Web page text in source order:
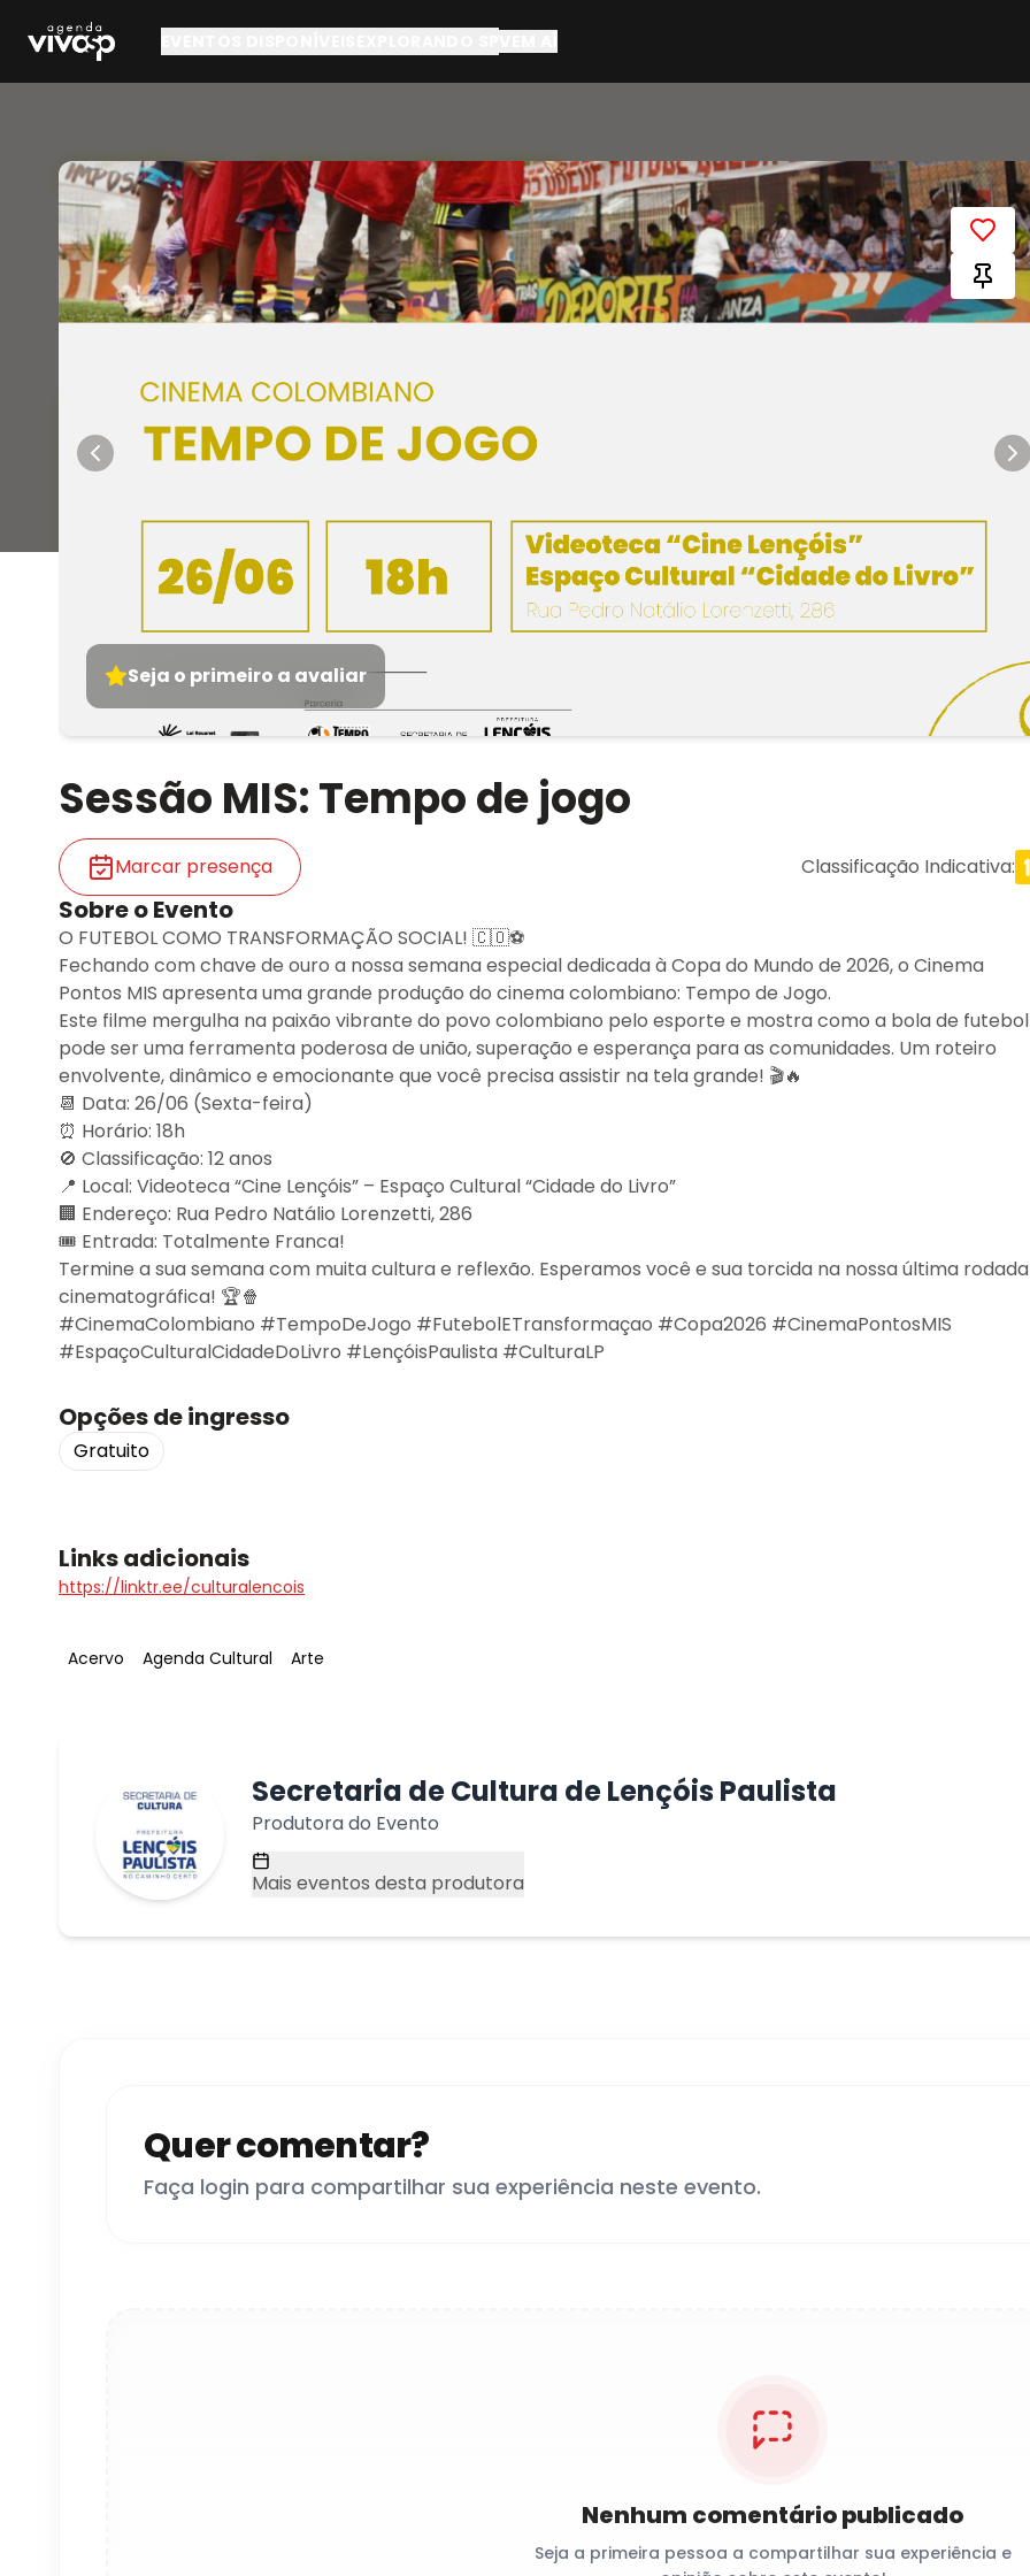
Seja o primeiro a avaliar
Sessão MIS: Tempo de jogo
Marcar presença Classificação Indicativa:
Sobre o Evento
O FUTEBOL COMO TRANSFORMAÇÃO SOCIAL! 🇨🇴⚽️
Fechando com chave de ouro a nossa semana especial dedicada à Copa do Mundo de 2026, o Cinema
Pontos MIS apresenta uma grande produção do cinema colombiano: Tempo de Jogo.
Este filme mergulha na paixão vibrante do povo colombiano pelo esporte e mostra como a bola de futebol
pode ser uma ferramenta poderosa de união, superação e esperança para as comunidades. Um roteiro
envolvente, dinâmico e emocionante que você precisa assistir na tela grande! 🎬🔥
📆 Data: 26/06 (Sexta-feira)
⏰ Horário: 18h
🚫 Classificação: 12 anos
📍 Local: Videoteca “Cine Lençóis” – Espaço Cultural “Cidade do Livro”
🏢 Endereço: Rua Pedro Natálio Lorenzetti, 286
🎟 Entrada: Totalmente Franca!
Termine a sua semana com muita cultura e reflexão. Esperamos você e sua torcida na nossa última rodada
cinematográfica! 🏆🍿
#CinemaColombiano #TempoDeJogo #FutebolETransformaçao #Copa2026 #CinemaPontosMIS
#EspaçoCulturalCidadeDoLivro #LençóisPaulista #CulturaLP
Opções de ingresso
Gratuito
Links adicionais
https://linktr.ee/culturalencois
Tag:
Acervo Tag:
Agenda Cultural Tag:
Arte
Secretaria de Cultura de Lençóis Paulista
Produtora do Evento
Mais eventos desta produtora
Quer comentar?
Faça login para compartilhar sua experiência neste evento.
Nenhum comentário publicado
Seja a primeira pessoa a compartilhar sua experiência e